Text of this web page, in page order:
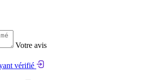
Votre avis
vérifié